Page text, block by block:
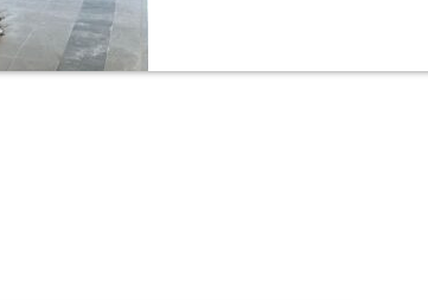
millones en el de […]